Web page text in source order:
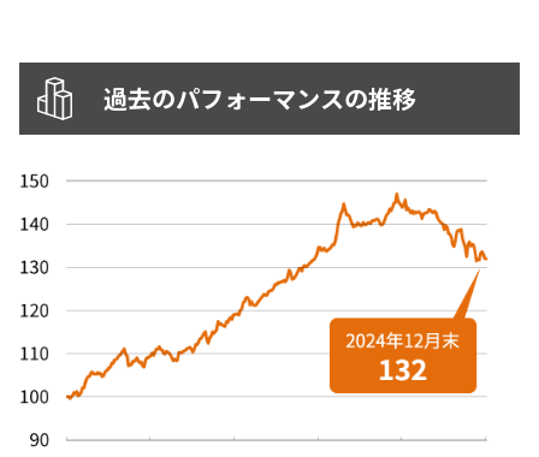
確定拠出年金について
確定拠出年金での商品の選び方について
投資の教室
サステナビリティへの取り組み
日本版スチュワードシップ・コードへの対応
ESGへの取り組み
議決権行使について
過去のパフォーマンスの推移